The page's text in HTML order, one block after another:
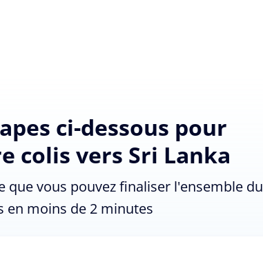
ci-dessous pour
colis vers Sri Lanka
que vous pouvez finaliser l'ensemble du
en moins de 2 minutes